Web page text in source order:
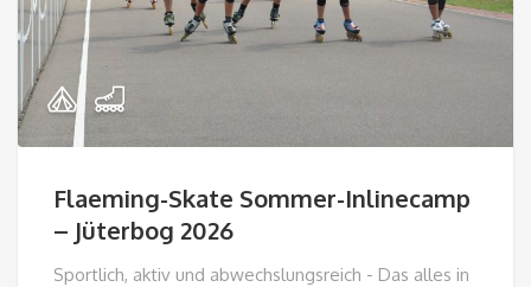
Flaeming-Skate Sommer-Inlinecamp
– Jüterbog 2026
Sportlich, aktiv und abwechslungsreich - Das alles in